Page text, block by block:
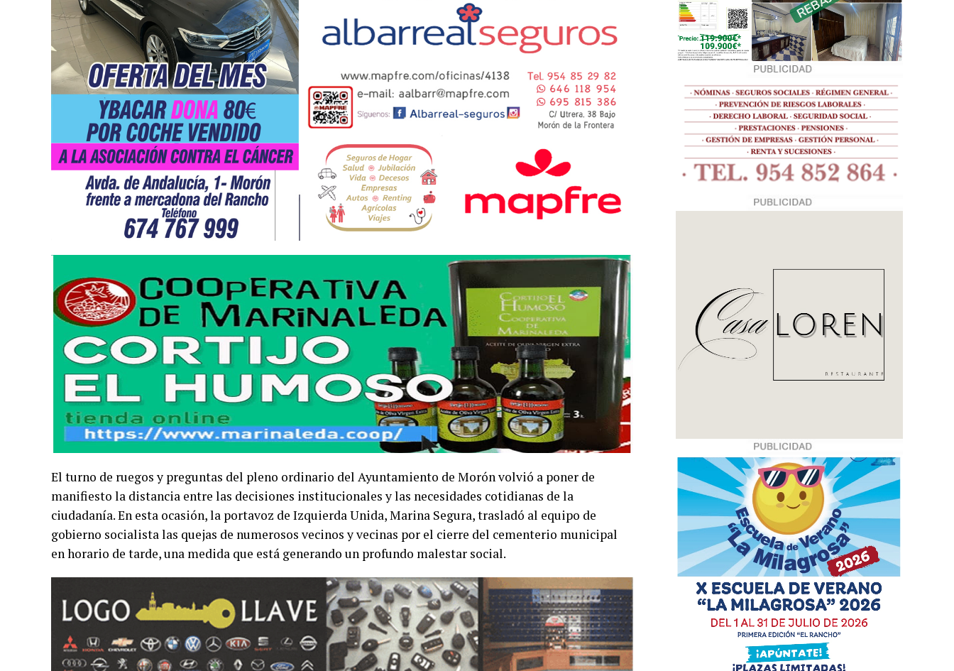
El turno de ruegos y preguntas del pleno ordinario del Ayuntamiento de Morón volvió a poner de
manifiesto la distancia entre las decisiones institucionales y las necesidades cotidianas de la
ciudadanía. En esta ocasión, la portavoz de Izquierda Unida, Marina Segura, trasladó al equipo de
gobierno socialista las quejas de numerosos vecinos y vecinas por el cierre del cementerio municipal
en horario de tarde, una medida que está generando un profundo malestar social.